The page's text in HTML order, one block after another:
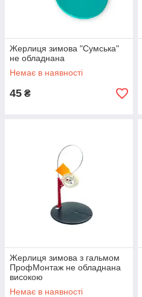
Жерлиця зимова "Сумська"
не обладнана
Немає в наявності
45 ₴
Жерлиця зимова з гальмом
ПрофМонтаж не обладнана
високою
Немає в наявності